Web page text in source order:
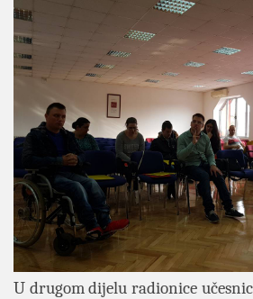
U drugom dijelu radionice